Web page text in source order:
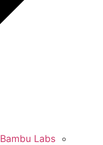
Bambu Labs